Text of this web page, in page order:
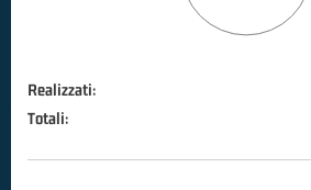
Realizzati:
Totali: